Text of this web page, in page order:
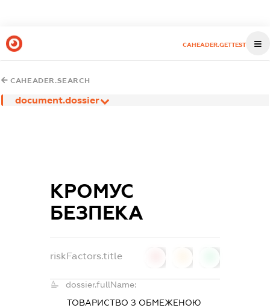
CAHEADER.GETTEST
CAHEADER.SEARCH
document.dossier
КРОМУС
БЕЗПЕКА
riskFactors.title
dossier.fullName:
ТОВАРИСТВО З ОБМЕЖЕНОЮ